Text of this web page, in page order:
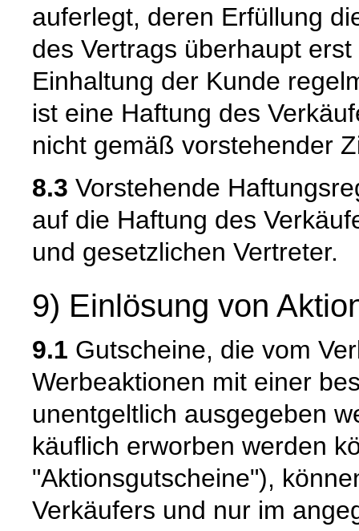
auferlegt, deren Erfüllung
des Vertrags überhaupt
Einhaltung der Kunde
ist eine Haftung des
nicht gemäß vorstehender
8.3 Vorstehende
auf die Haftung des
und gesetzlichen Vertreter.
9) Einlösung von
9.1 Gutscheine, die vom
Werbeaktionen mit einer
unentgeltlich ausgegeben
käuflich erworben werden
"Aktionsgutscheine"),
Verkäufers und nur im